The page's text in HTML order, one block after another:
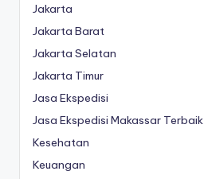
Jakarta
Jakarta Barat
Jakarta Selatan
Jakarta Timur
Jasa Ekspedisi
Jasa Ekspedisi Makassar Terbaik
Kesehatan
Keuangan